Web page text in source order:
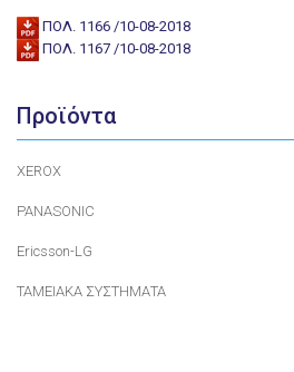
ΠΟΛ. 1166 /10-08-2018
ΠΟΛ. 1167 /10-08-2018
Προϊόντα
XEROX
PANASONIC
Ericsson-LG
ΤΑΜΕΙΑΚΑ ΣΥΣΤΗΜΑΤΑ